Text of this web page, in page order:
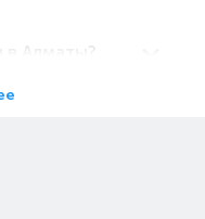
в Алматы?